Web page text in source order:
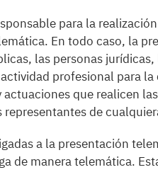
para la
En todo caso, la
las personas
profesional para
que realicen
de
a la presentación
de manera telemática.